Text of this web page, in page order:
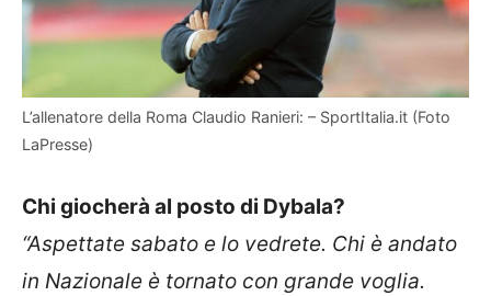
L’allenatore della Roma Claudio Ranieri: – SportItalia.it (Foto
LaPresse)
Chi giocherà al posto di Dybala?
“Aspettate sabato e lo vedrete. Chi è andato
in Nazionale è tornato con grande voglia.